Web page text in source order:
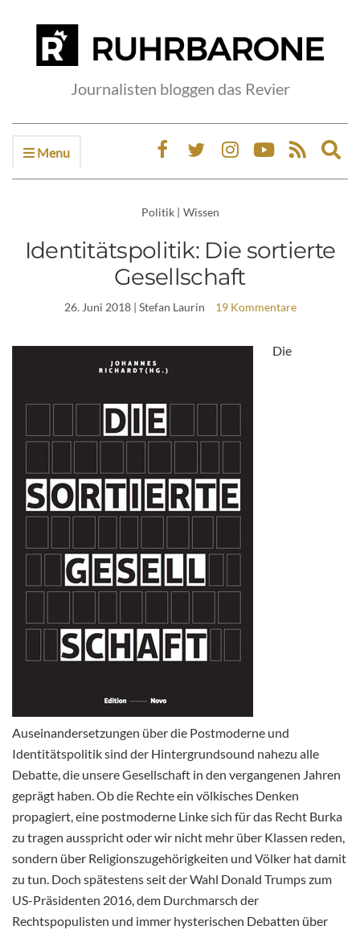
Journalisten bloggen das Revier
Menu
Politik | Wissen
Identitätspolitik: Die sortierte
Gesellschaft
26. Juni 2018| Stefan Laurin 19 Kommentare
Die
Auseinandersetzungen über die Postmoderne und
Identitätspolitik sind der Hintergrundsound nahezu alle
Debatte, die unsere Gesellschaft in den vergangenen Jahren
geprägt haben. Ob die Rechte ein völkisches Denken
propagiert, eine postmoderne Linke sich für das Recht Burka
zu tragen ausspricht oder wir nicht mehr über Klassen reden,
sondern über Religionszugehörigkeiten und Völker hat damit
zu tun. Doch spätestens seit der Wahl Donald Trumps zum
US-Präsidenten 2016, dem Durchmarsch der
Rechtspopulisten und immer hysterischen Debatten über